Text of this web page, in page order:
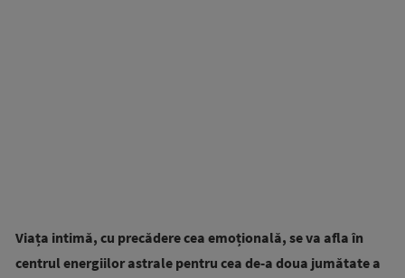
Viața intimă, cu precădere cea emoțională, se va afla în
centrul energiilor astrale pentru cea de-a doua jumătate a